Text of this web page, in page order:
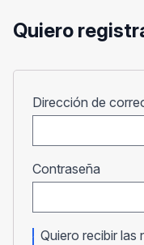
Quiero
Dirección de
Contraseña
Quiero recibir las